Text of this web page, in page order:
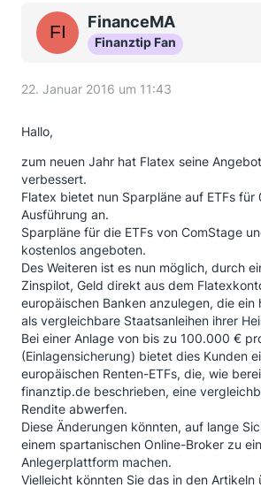
FinanceMA
Finanztip Fan
22. Januar 2016 um 11:43
Hallo,
zum neuen Jahr hat Flatex seine
verbessert.
Flatex bietet nun Sparpläne auf ETFs
Ausführung an.
Sparpläne für die ETFs von ComStage
kostenlos angeboten.
Des Weiteren ist es nun möglich, durch
Zinspilot, Geld direkt aus dem
europäischen Banken anzulegen, die ein
als vergleichbare Staatsanleihen ihrer
Bei einer Anlage von bis zu 100.000 €
(Einlagensicherung) bietet dies Kunden
europäischen Renten-ETFs, die, wie
finanztip.de beschrieben, eine
Rendite abwerfen.
Diese Änderungen könnten, auf lange
einem spartanischen Online-Broker zu
Anlegerplattform machen.
Vielleicht könnten Sie das in den Artikeln